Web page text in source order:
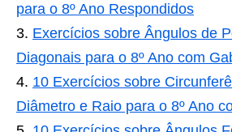
para o 8º Ano Respondidos
Exercícios sobre Ângulos de
Diagonais para o 8º Ano com
10 Exercícios sobre
Diâmetro e Raio para o 8º Ano